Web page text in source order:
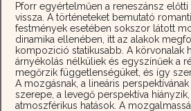
Pforr egyértelműen a reneszánsz
vissza. A történeteket bemutató
festmények esetében sokszor látott
dinamika ellenében, itt az alakok
kompozició statikusabb. A körvonalak
árnyékolás nélküliek és egyszínűek a
megőrzik függetlenségüket, és így
A mozgásnak, a lineáris
szerepe, a levegő perspektíva
atmoszférikus hatások. A